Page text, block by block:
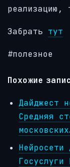
реализацию,
Забрать тут
#полезное
Похожие
Дайджест
Средняя
Нейросети
Госуслуги